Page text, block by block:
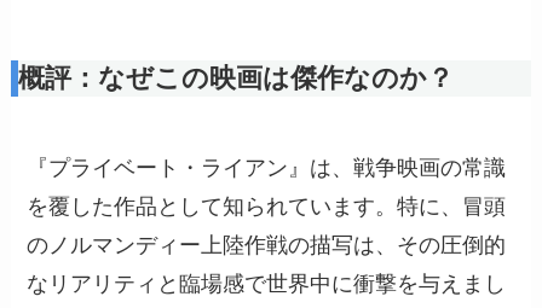
概評：なぜこの映画は傑作なのか？
『プライベート・ライアン』は、戦争映画の常識
を覆した作品として知られています。特に、冒頭
のノルマンディー上陸作戦の描写は、その圧倒的
なリアリティと臨場感で世界中に衝撃を与えまし